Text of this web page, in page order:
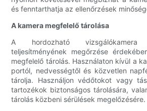
és fenntarthatja az ellenőrzések
A kamera megfelelő tárolása
A hordozható
teljesítményének megőrzése
megfelelő tárolás. Használaton kívül a
portól, nedvességtől és közvetlen
tárolja. Használjon védőtokot vagy
tartozékok biztonságos tárolására,
tárolás közbeni sérülések megelőzésére.